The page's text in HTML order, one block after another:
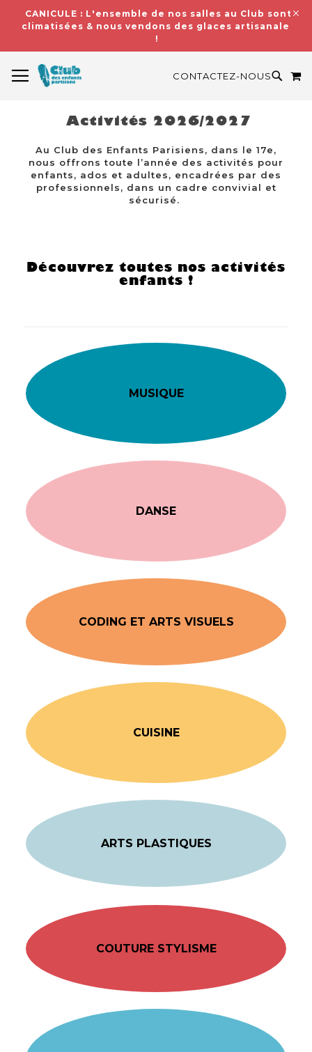
CANICULE : L'ensemble de nos salles au Club sont
climatisées & nous vendons des glaces artisanales
!
CONTACTEZ-NOUS
Activités 2026/2027
Au Club des Enfants Parisiens, dans le 17e,
nous offrons toute l’année des activités pour
enfants, ados et adultes, encadrées par des
professionnels, dans un cadre convivial et
sécurisé.
Découvrez toutes nos activités
enfants !
MUSIQUE
DANSE
CODING ET ARTS VISUELS
CUISINE
ARTS PLASTIQUES
COUTURE STYLISME